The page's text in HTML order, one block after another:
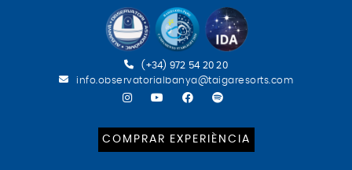
(+34) 972 54 20 20
info.observatorialbanya@taigaresorts.com
COMPRAR EXPERIÈNCIA